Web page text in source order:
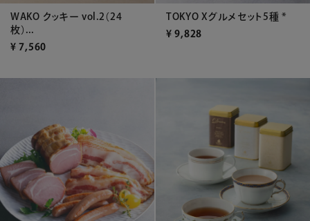
WAKO クッキー vol.2（24
枚）...
¥ 7,560
TOKYO Xグルメセット5種 *
¥ 9,828